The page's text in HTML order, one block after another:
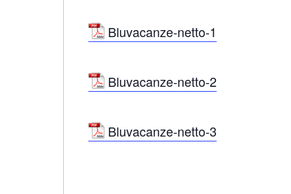
Bluvacanze-netto-1
Bluvacanze-netto-2
Bluvacanze-netto-3